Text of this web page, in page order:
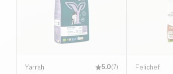
Yarrah 5.0( 7) Felichef